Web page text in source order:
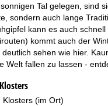
Tal gelegen, sind
sondern auch lange
kann es auch
kommt auch der
deutlich sehen wie hier.
Welt fallen zu lassen -
Klosters (im Ort)